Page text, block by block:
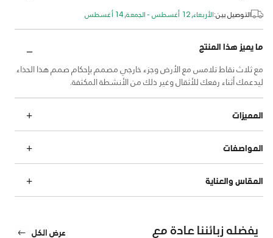
التوصيل بين:الأربعاء, 12 أغسطس - الجمعة, 14 أغسطس
ما يميز هذا المنتج
مع ثلاث نقاط تلامس مع الأرض وجزء خارجي مصمم بإحكام صمم هذا الحذاء
ليدعمك أثناء رفعك للأثقال وغير ذلك من الأنشطة المكثفة.
المميزات
المواصفات
المقاس والعناية
يفضله زبائننا عادة مع عرض الكل